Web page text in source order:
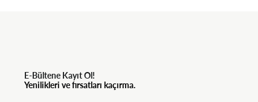
E-Bültene Kayıt Ol!
Yenilikleri ve fırsatları kaçırma.